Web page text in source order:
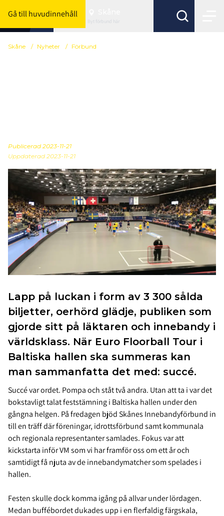
Gå till huvudinnehåll
Byt förbund här
Skåne / Nyheter / Förbund
Publicerad 2023-11-21
Uppdaterad 2023-11-21
Lapp på luckan i form av 3 300 sålda
biljetter, oerhörd glädje, publiken som
gjorde sitt på läktaren och innebandy i
världsklass. När Euro Floorball Tour i
Baltiska hallen ska summeras kan
man sammanfatta det med: succé.
Succé var ordet. Pompa och ståt två andra. Utan att ta i var det
bokstavligt talat feststämning i Baltiska hallen under den
gångna helgen. På fredagen bjöd Skånes Innebandyförbund in
till en träff där föreningar, idrottsförbund samt kommunala
och regionala representanter samlades. Fokus var att
kickstarta inför VM som vi har framför oss om ett år och
samtidigt få njuta av de innebandymatcher som spelades i
hallen.
Festen skulle dock komma igång på allvar under lördagen.
Medan buffébordet dukades upp i en flerfaldig färgskala,